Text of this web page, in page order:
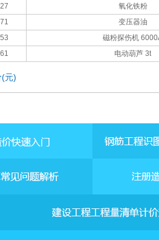
氧化铁粉
变压器油
磁粉探伤机
电动葫芦 3t
(元)